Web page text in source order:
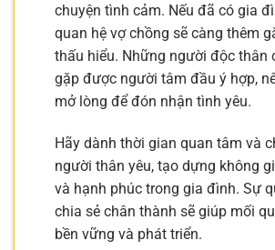
chuyện tình cảm. Nếu đã có gia
quan hệ vợ chồng sẽ càng thêm
thấu hiểu. Những người độc thân
gặp được người tâm đầu ý hợp,
mở lòng để đón nhận tình yêu.
Hãy dành thời gian quan tâm và
người thân yêu, tạo dựng không
và hạnh phúc trong gia đình. Sự
chia sẻ chân thành sẽ giúp mối
bền vững và phát triển.